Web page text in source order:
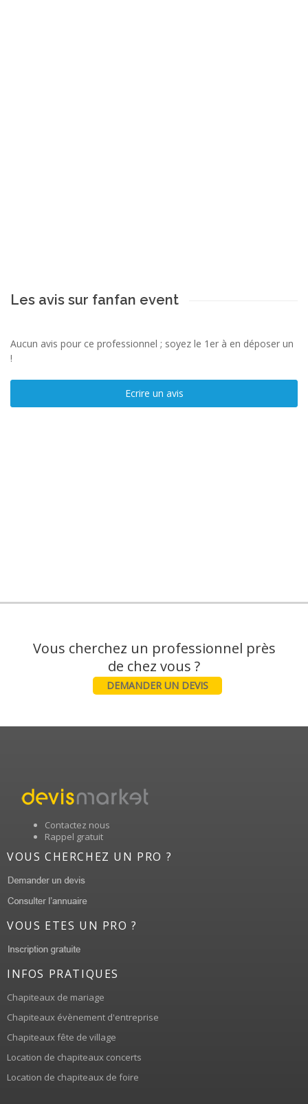
Les avis sur fanfan event
Aucun avis pour ce professionnel ; soyez le 1er à en déposer un
!
Ecrire un avis
Vous cherchez un professionnel près
DEMANDER UN DEVIS
Contactez nous
Rappel gratuit
VOUS CHERCHEZ UN PRO ?
VOUS ETES UN PRO ?
INFOS PRATIQUES
Chapiteaux de mariage
Chapiteaux évènement d'entreprise
Chapiteaux fête de village
Location de chapiteaux concerts
Location de chapiteaux de foire